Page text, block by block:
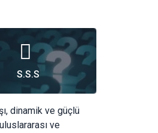
S.S.S
dinamik ve güçlü
ve